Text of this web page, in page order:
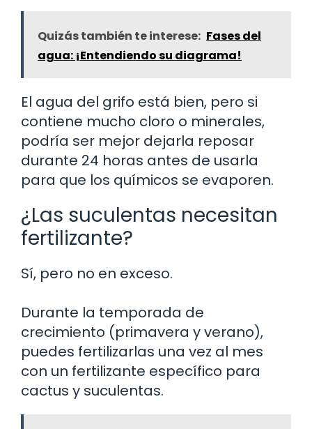
Quizás también te interese: Fases del
agua: ¡Entendiendo su diagrama!
El agua del grifo está bien, pero si
contiene mucho cloro o minerales,
podría ser mejor dejarla reposar
durante 24 horas antes de usarla
para que los químicos se evaporen.
¿Las suculentas necesitan
fertilizante?
Sí, pero no en exceso.
Durante la temporada de
crecimiento (primavera y verano),
puedes fertilizarlas una vez al mes
con un fertilizante específico para
cactus y suculentas.